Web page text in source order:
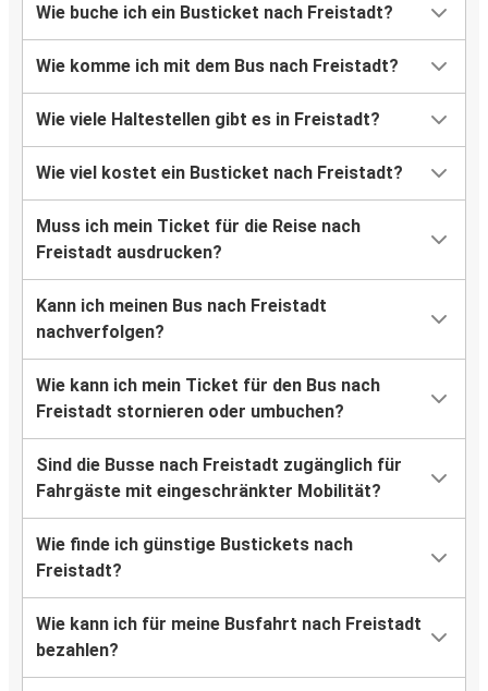
Wie buche ich ein Busticket nach Freistadt?
Wie komme ich mit dem Bus nach Freistadt?
Wie viele Haltestellen gibt es in Freistadt?
Wie viel kostet ein Busticket nach Freistadt?
Muss ich mein Ticket für die Reise nach
Freistadt ausdrucken?
Kann ich meinen Bus nach Freistadt
nachverfolgen?
Wie kann ich mein Ticket für den Bus nach
Freistadt stornieren oder umbuchen?
Sind die Busse nach Freistadt zugänglich für
Fahrgäste mit eingeschränkter Mobilität?
Wie finde ich günstige Bustickets nach
Freistadt?
Wie kann ich für meine Busfahrt nach Freistadt
bezahlen?